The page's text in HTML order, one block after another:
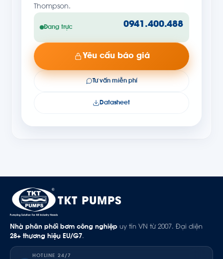
Thompson.
Đang trực 0941.400.488
Yêu cầu báo giá
Tư vấn miễn phí
Datasheet
TKT PUMPS
Nhà phân phối bơm công nghiệp uy tín VN từ 2007. Đại diện
28+ thương hiệu EU/G7.
HOTLINE 24/7